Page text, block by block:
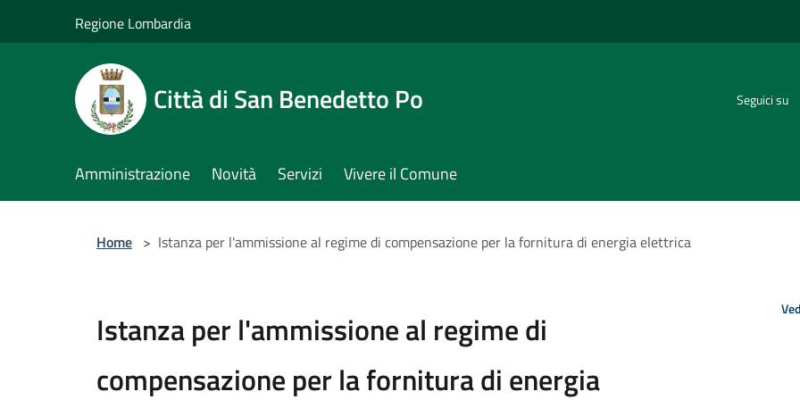
Regione Lombardia
Città di San Benedetto Po Seguici su
Amministrazione Novità Servizi Vivere il Comune
Home > Istanza per l'ammissione al regime di compensazione per la fornitura di energia elettrica
Istanza per l'ammissione al regime di
compensazione per la fornitura di energia